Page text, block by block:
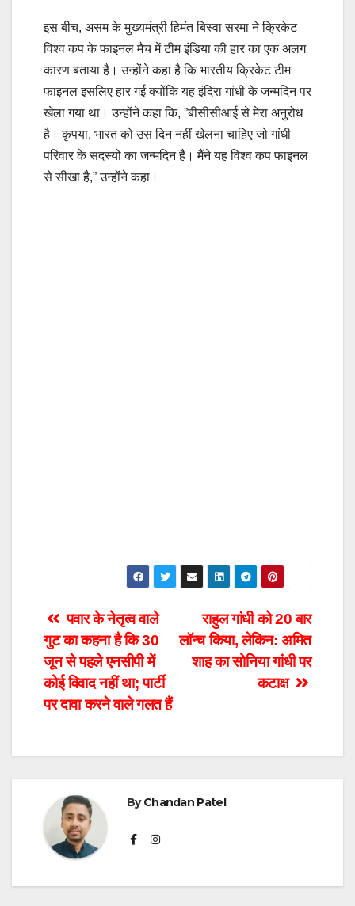
इस बीच, असम के मुख्यमंत्री हिमंत बिस्वा सरमा ने क्रिकेट
विश्व कप के फाइनल मैच में टीम इंडिया की हार का एक अलग
कारण बताया है। उन्होंने कहा है कि भारतीय क्रिकेट टीम
फाइनल इसलिए हार गई क्योंकि यह इंदिरा गांधी के जन्मदिन पर
खेला गया था। उन्होंने कहा कि, ”बीसीसीआई से मेरा अनुरोध
है। कृपया, भारत को उस दिन नहीं खेलना चाहिए जो गांधी
परिवार के सदस्यों का जन्मदिन है। मैंने यह विश्व कप फाइनल
से सीखा है,” उन्होंने कहा।
Post
navigation
राहुल गांधी को 20 बार
लॉन्च किया, लेकिन: अमित
शाह का सोनिया गांधी पर
कटाक्ष
पवार के नेतृत्व वाले
गुट का कहना है कि 30
जून से पहले एनसीपी में
कोई विवाद नहीं था; पार्टी
पर दावा करने वाले गलत हैं
ByChandan Patel